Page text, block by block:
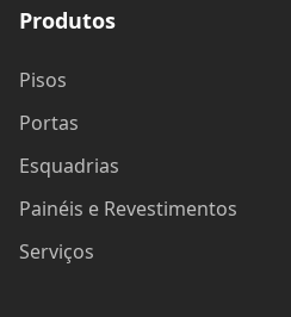
Produtos
Pisos
Portas
Esquadrias
Painéis e Revestimentos
Serviços